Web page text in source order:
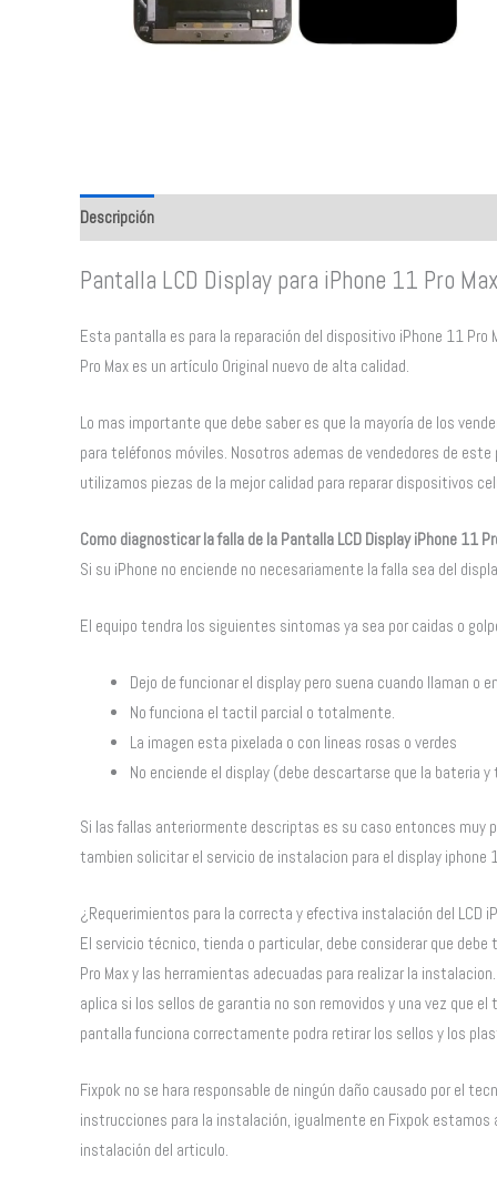
Descripción
Pantalla LCD Display para iPhone 11 Pro Max
Esta pantalla es para la reparación del dispositivo iPhone 11
Pro Max es un artículo Original nuevo de alta calidad.
Lo mas importante que debe saber es que la mayoría de los
para teléfonos móviles. Nosotros ademas de vendedores de
utilizamos piezas de la mejor calidad para reparar dispositivos
Como diagnosticar la falla de la Pantalla LCD Display iPhone 11
Si su iPhone no enciende no necesariamente la falla sea del
El equipo tendra los siguientes sintomas ya sea por caidas o
Dejo de funcionar el display pero suena cuando llaman o
No funciona el tactil parcial o totalmente.
La imagen esta pixelada o con lineas rosas o verdes
No enciende el display (debe descartarse que la bateria
Si las fallas anteriormente descriptas es su caso entonces muy
tambien solicitar el servicio de instalacion para el display iphone
¿Requerimientos para la correcta y efectiva instalación del LCD
El servicio técnico, tienda o particular, debe considerar que
Pro Max y las herramientas adecuadas para realizar la
aplica si los sellos de garantia no son removidos y una vez que
pantalla funciona correctamente podra retirar los sellos y los
Fixpok no se hara responsable de ningún daño causado por el
instrucciones para la instalación, igualmente en Fixpok
instalación del articulo.